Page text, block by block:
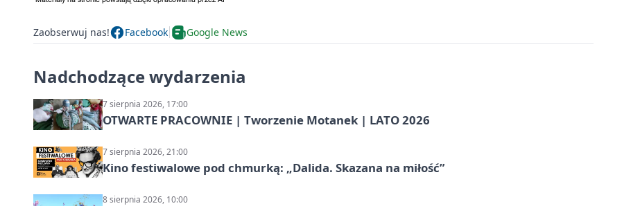
Zaobserwuj nas! Facebook Google News
Nadchodzące wydarzenia
7 sierpnia 2026, 17:00
OTWARTE PRACOWNIE | Tworzenie Motanek | LATO 2026
7 sierpnia 2026, 21:00
Kino festiwalowe pod chmurką: „Dalida. Skazana na miłość”
8 sierpnia 2026, 10:00